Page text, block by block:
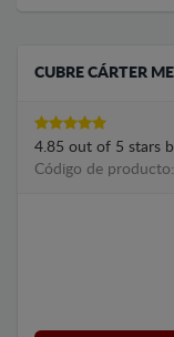
CUBRE CÁRTER
4.85 out of 5 stars
Código de